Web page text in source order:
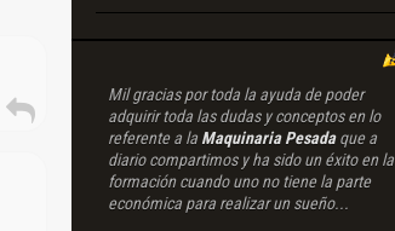
Mil gracias por toda la ayuda de poder
adquirir toda las dudas y conceptos en lo
referente a la Maquinaria Pesadaque a
diario compartimos y ha sido un éxito en la
formación cuando uno no tiene la parte
económica para realizar un sueño...